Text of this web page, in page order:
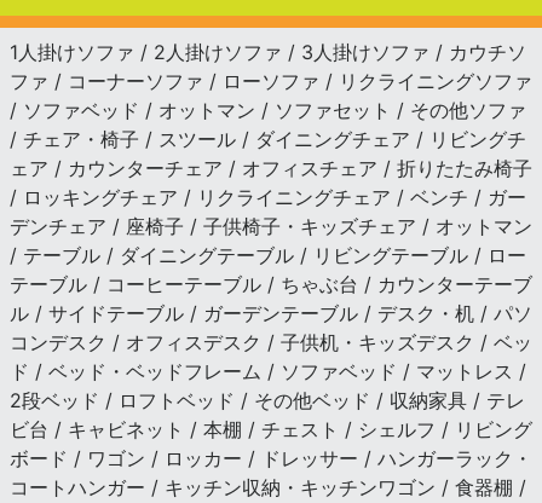
1人掛けソファ / 2人掛けソファ / 3人掛けソファ / カウチソ
ファ / コーナーソファ / ローソファ / リクライニングソファ
/ ソファベッド / オットマン / ソファセット / その他ソファ
/ チェア・椅子 / スツール / ダイニングチェア / リビングチ
ェア / カウンターチェア / オフィスチェア / 折りたたみ椅子
/ ロッキングチェア / リクライニングチェア / ベンチ / ガー
デンチェア / 座椅子 / 子供椅子・キッズチェア / オットマン
/ テーブル / ダイニングテーブル / リビングテーブル / ロー
テーブル / コーヒーテーブル / ちゃぶ台 / カウンターテーブ
ル / サイドテーブル / ガーデンテーブル / デスク・机 / パソ
コンデスク / オフィスデスク / 子供机・キッズデスク / ベッ
ド / ベッド・ベッドフレーム / ソファベッド / マットレス /
2段ベッド / ロフトベッド / その他ベッド / 収納家具 / テレ
ビ台 / キャビネット / 本棚 / チェスト / シェルフ / リビング
ボード / ワゴン / ロッカー / ドレッサー / ハンガーラック・
コートハンガー / キッチン収納・キッチンワゴン / 食器棚 /